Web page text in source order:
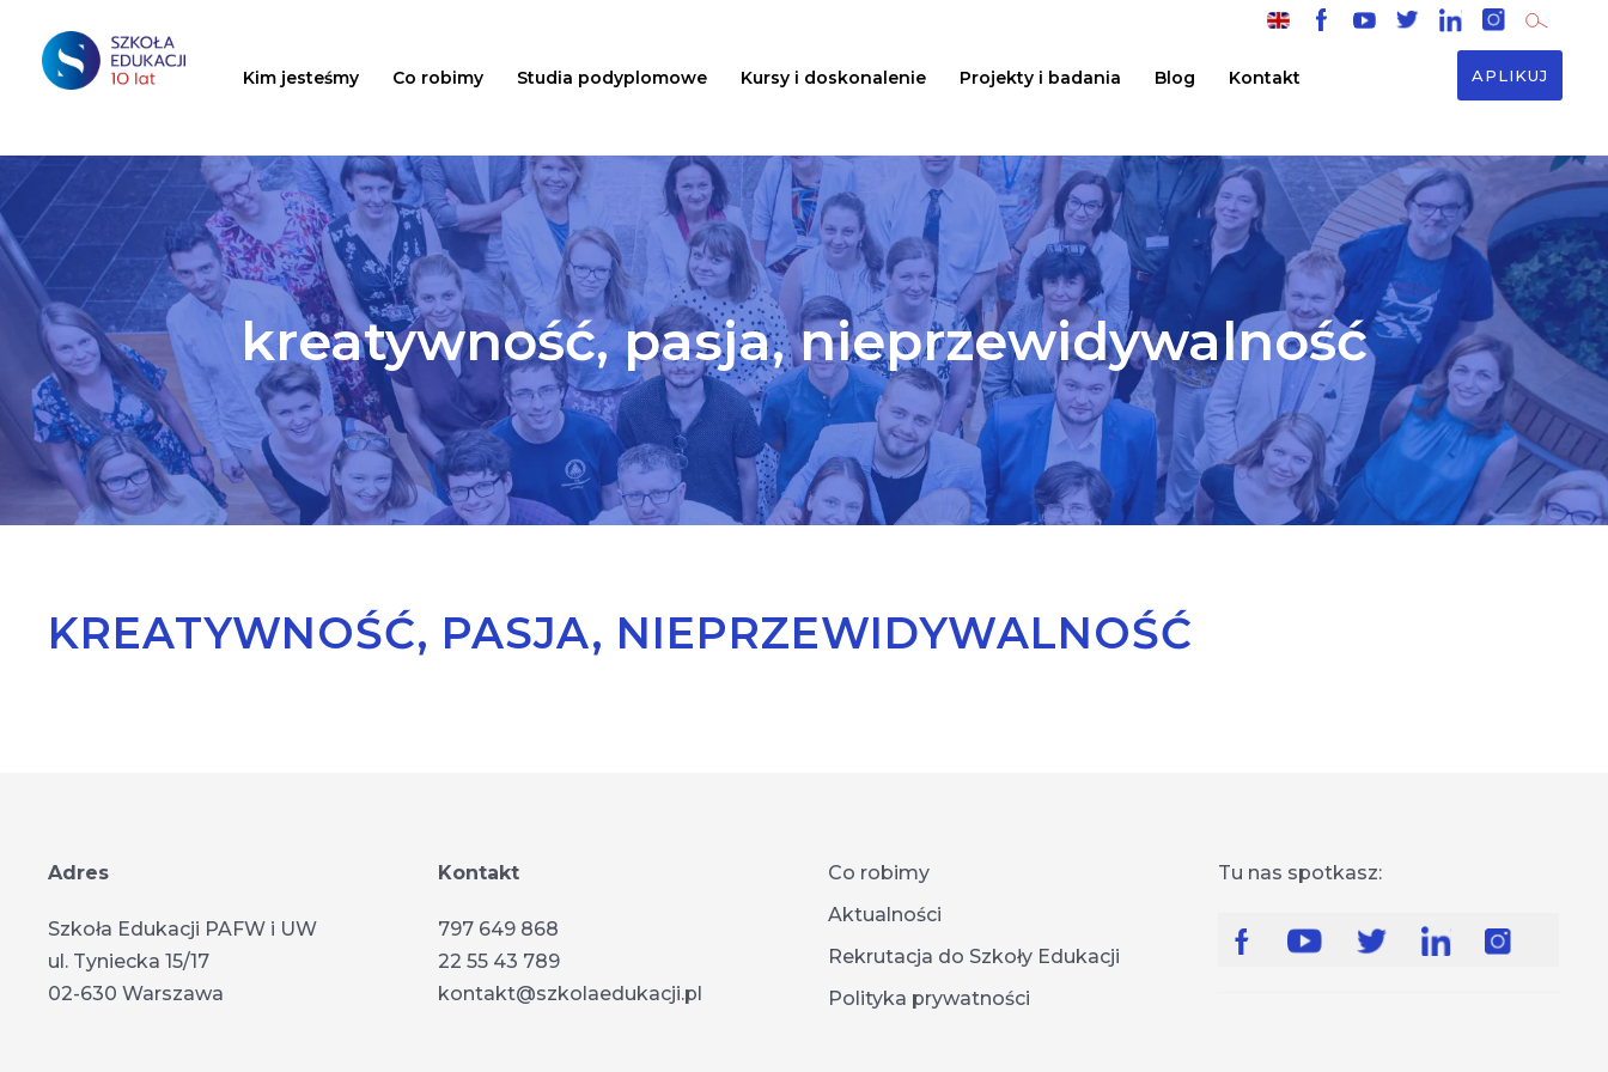
Kim jesteśmy Co robimy Studia podyplomowe Kursy i doskonalenie Projekty i badania Blog Kontakt APLIKUJ
kreatywność, pasja, nieprzewidywalność
KREATYWNOŚĆ, PASJA, NIEPRZEWIDYWALNOŚĆ
Adres
Szkoła Edukacji PAFW i UW
ul. Tyniecka 15/17
02-630 Warszawa
Kontakt
797 649 868
22 55 43 789
kontakt@szkolaedukacji.pl
Co robimy
Aktualności
Rekrutacja do Szkoły Edukacji
Polityka prywatności
Tu nas spotkasz: